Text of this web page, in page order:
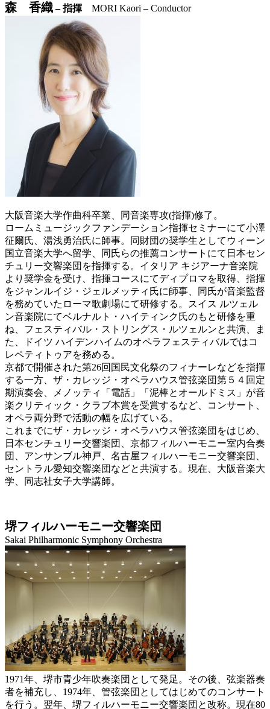
森 香織– 指揮 MORI Kaori – Conductor
大阪音楽大学作曲科卒業、同音楽専攻(指揮)修了。
ロームミュージックファンデーション指揮セミナーにて小澤
征爾氏、湯浅勇治氏に師事。同財団の奨学生としてウィーン
国立音楽大学へ留学、同氏らの推薦コンサートにて日本セン
チュリー交響楽団を指揮する。イタリア キジアーナ音楽院
より奨学金を受け、指揮コースにてディプロマを取得、指揮
をジャンルイジ・ジェルメッティ氏に師事、同氏が音楽監督
を務めていたローマ歌劇場にて研修する。スイス ルツェル
ン音楽院にてベルナルト・ハイティンク氏のもと研修を重
ね、フェスティバル・ストリングス・ルツェルンと共演、ま
た、ドイツ ハイデンハイムのオペラフェスティバルではコ
レペティトゥアを務める。
京都で開催された第26回国民文化祭のフィナーレなどを指揮
する一方、ザ・カレッジ・オペラハウス管弦楽団第５４回定
期演奏会、メノッティ「電話」「泥棒とオールドミス」が音
楽クリティック・クラブ本賞を受賞するなど、コンサート、
オペラ両分野で活動の幅を広げている。
これまでにザ・カレッジ・オペラハウス管弦楽団をはじめ、
日本センチュリー交響楽団、京都フィルハーモニー室内合奏
団、アンサンブル神戸、名古屋フィルハーモニー交響楽団、
セントラル愛知交響楽団などと共演する。現在、大阪音楽大
学、同志社女子大学講師。
堺フィルハーモニー交響楽団
Sakai Philharmonic Symphony Orchestra
1971年、堺市青少年吹奏楽団として発足。その後、弦楽器奏
者を補充し、1974年、管弦楽団としてはじめてのコンサート
を行う。翌年、堺フィルハーモニー交響楽団と改称。現在80